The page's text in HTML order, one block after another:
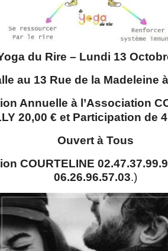
du Rire – Lundi 13
au 13 Rue de la Madeleine
Annuelle à l’Association
20,00 € et Participation de
Ouvert à Tous
COURTELINE
06.26.96.57.03.)